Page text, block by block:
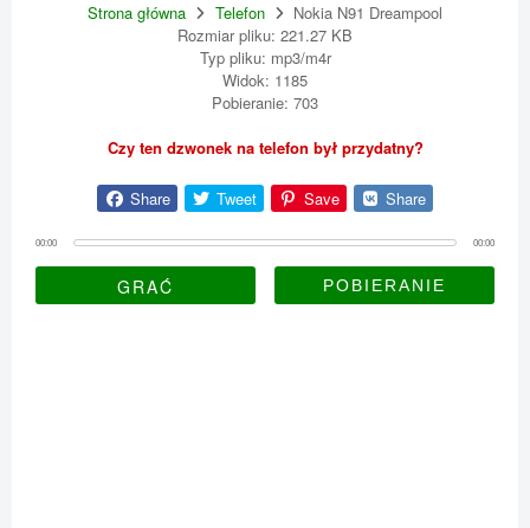
Strona główna Telefon
Nokia N91 Dreampool
Rozmiar pliku: 221.27 KB
Typ pliku: mp3/m4r
Widok: 1185
Pobieranie: 703
Czy ten dzwonek na telefon był przydatny?
Share Tweet Save Share
00:00 00:00
GRAĆ